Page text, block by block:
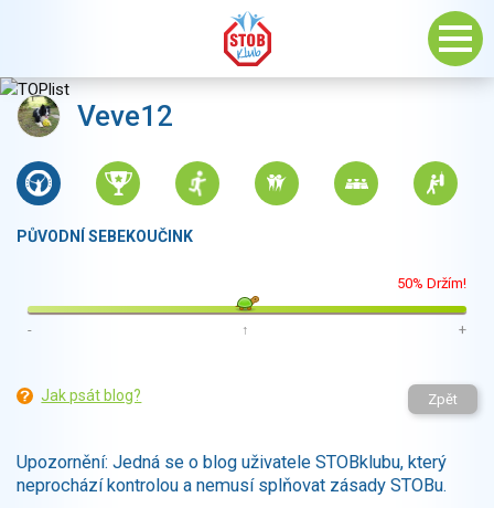
Veve12
PŮVODNÍ SEBEKOUČINK
50% Držím!
- ↑ +
Jak psát blog? Zpět
Upozornění: Jedná se o blog uživatele STOBklubu, který
neprochází kontrolou a nemusí splňovat zásady STOBu.